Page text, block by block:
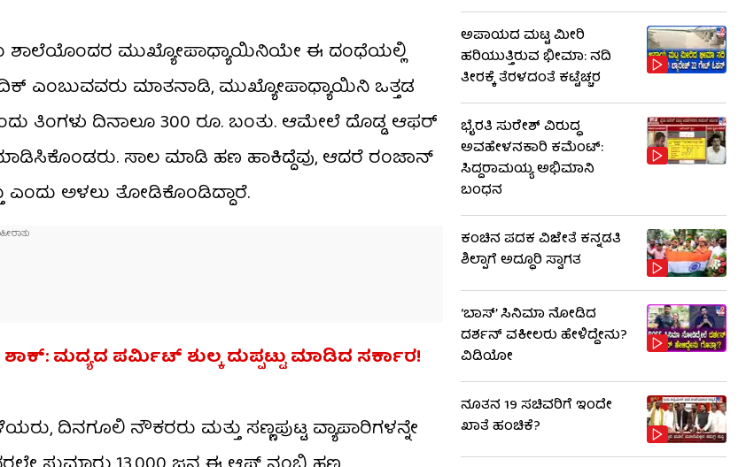
ಶಾಲೆಯೊಂದರ ಮುಖ್ಯೋಪಾಧ್ಯಾಯಿನಿಯೇ ಈ ದಂಧೆಯಲ್ಲಿ
ಎಂಬುವವರು ಮಾತನಾಡಿ, ಮುಖ್ಯೋಪಾಧ್ಯಾಯಿನಿ ಒತ್ತಡ
ತಿಂಗಳು ದಿನಾಲೂ 300 ರೂ. ಬಂತು. ಆಮೇಲೆ ದೊಡ್ಡ ಆಫರ್
ಸಾಲ ಮಾಡಿ ಹಣ ಹಾಕಿದ್ದೆವು, ಆದರೆ ರಂಜಾನ್
ಎಂದು ಅಳಲು ತೋಡಿಕೊಂಡಿದ್ದಾರೆ.
ಮದ್ಯದ ಪರ್ಮಿಟ್ ಶುಲ್ಕ ದುಪ್ಪಟ್ಟು ಮಾಡಿದ ಸರ್ಕಾರ!
ನೌಕರರು ಮತ್ತು ಸಣ್ಣಪುಟ್ಟ ವ್ಯಾಪಾರಿಗಳನ್ನೇ
ಅಪಾಯದ ಮಟ್ಟ ಮೀರಿ
ಹರಿಯುತ್ತಿರುವ ಭೀಮಾ: ನದಿ
ತೀರಕ್ಕೆ ತೆರಳದಂತೆ ಕಟ್ಟೆಚ್ಚರ
ಭೈರತಿ ಸುರೇಶ್ ವಿರುದ್ಧ
ಅವಹೇಳನಕಾರಿ ಕಮೆಂಟ್:
ಸಿದ್ದರಾಮಯ್ಯ ಅಭಿಮಾನಿ
ಬಂಧನ
ಕಂಚಿನ ಪದಕ ವಿಜೇತೆ ಕನ್ನಡತಿ
ಶಿಲ್ಪಾಗೆ ಅದ್ಧೂರಿ ಸ್ವಾಗತ
‘ಬಾಸ್’ ಸಿನಿಮಾ ನೋಡಿದ
ದರ್ಶನ್ ವಕೀಲರು ಹೇಳಿದ್ದೇನು?
ವಿಡಿಯೋ
ನೂತನ 19 ಸಚಿವರಿಗೆ ಇಂದೇ
ಖಾತೆ ಹಂಚಿಕೆ?